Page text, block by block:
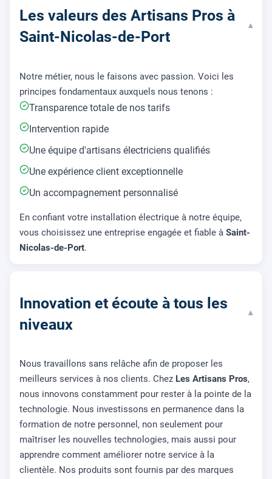
Les valeurs des Artisans Pros à
Saint-Nicolas-de-Port
▾
Notre métier, nous le faisons avec passion. Voici les
principes fondamentaux auxquels nous tenons :
Transparence totale de nos tarifs
Intervention rapide
Une équipe d'artisans électriciens qualifiés
Une expérience client exceptionnelle
Un accompagnement personnalisé
En confiant votre installation électrique à notre équipe,
vous choisissez une entreprise engagée et fiable à Saint-
Nicolas-de-Port.
Innovation et écoute à tous les
niveaux
▾
Nous travaillons sans relâche afin de proposer les
meilleurs services à nos clients. Chez Les Artisans Pros,
nous innovons constamment pour rester à la pointe de la
technologie. Nous investissons en permanence dans la
formation de notre personnel, non seulement pour
maîtriser les nouvelles technologies, mais aussi pour
apprendre comment améliorer notre service à la
clientèle. Nos produits sont fournis par des marques